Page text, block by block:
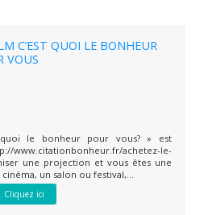
C’EST QUOI LE BONHEUR
VOUS
quoi le bonheur pour vous? » est
www.citationbonheur.fr/achetez-le-
une projection et vous êtes une
un salon ou festival,...
Cliquez ici